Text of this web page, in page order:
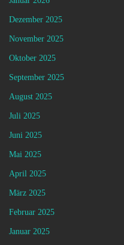
Dezember 2025
November 2025
Oktober 2025
September 2025
August 2025
Juli 2025
Juni 2025
Mai 2025
April 2025
März 2025
Februar 2025
Januar 2025